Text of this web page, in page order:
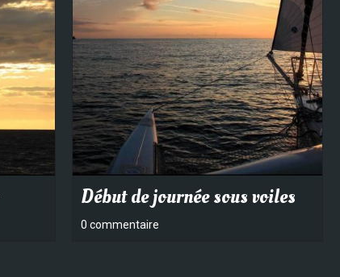
Début de journée sous voiles
0 commentaire